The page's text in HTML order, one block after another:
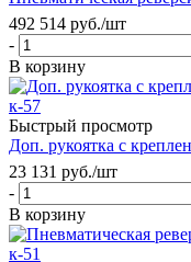
492 514 руб./шт
-
В корзину
Быстрый просмотр
Доп. рукоятка с
23 131 руб./шт
-
В корзину